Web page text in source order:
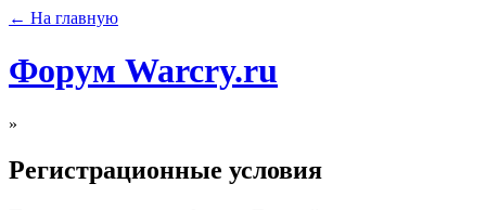
← На главную
Форум Warcry.ru
»
Регистрационные условия